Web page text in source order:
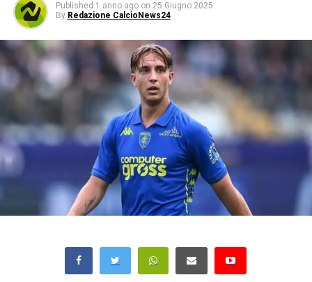
Published 1 anno ago on 25 Giugno 2025
By Redazione CalcioNews24